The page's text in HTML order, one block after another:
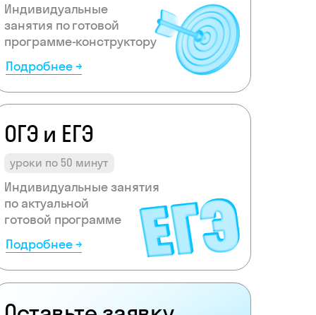
Подробнее →
ОГЭ и ЕГЭ
уроки по 50 минут
Индивидуальные занятия
по актуальной
готовой программе
Подробнее →
Индивидуальные
занятия по готовой
программе-конструктору